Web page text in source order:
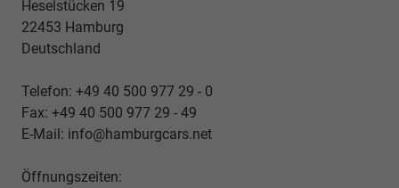
Heselstücken 19
22453 Hamburg
Deutschland
Telefon: +49 40 500 977 29 - 0
Fax: +49 40 500 977 29 - 49
E-Mail: info@hamburgcars.net
Öffnungszeiten: